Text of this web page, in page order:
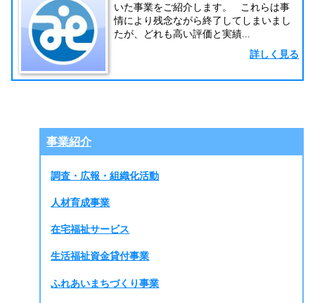
いた事業をご紹介します。 これらは事
情により残念ながら終了してしまいまし
たが、どれも高い評価と実績...
詳しく見る
事業紹介
調査・広報・組織化活動
人材育成事業
在宅福祉サービス
生活福祉資金貸付事業
ふれあいまちづくり事業